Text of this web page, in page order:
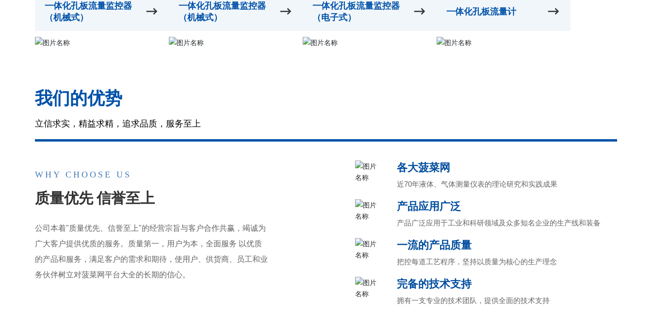
一体化孔板流量监控器
（机械式）
一体化孔板流量监控器
（机械式）
一体化孔板流量监控器
（电子式）
一体化孔板流量计
我们的优势
立信求实，精益求精，追求品质，服务至上
WHY CHOOSE US
质量优先 信誉至上
公司本着"质量优先、信誉至上"的经营宗旨与客户合作共赢，竭诚为
广大客户提供优质的服务。质量第一，用户为本，全面服务 以优质
的产品和服务，满足客户的需求和期待，使用户、供货商、员工和业
务伙伴树立对菠菜网平台大全的长期的信心。
各大菠菜网
近70年液体、气体测量仪表的理论研究和实践成果
产品应用广泛
产品广泛应用于工业和科研领域及众多知名企业的生产线和装备
一流的产品质量
把控每道工艺程序，坚持以质量为核心的生产理念
完备的技术支持
拥有一支专业的技术团队，提供全面的技术支持